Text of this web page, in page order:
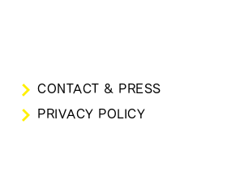
CONTACT & PRESS
PRIVACY POLICY